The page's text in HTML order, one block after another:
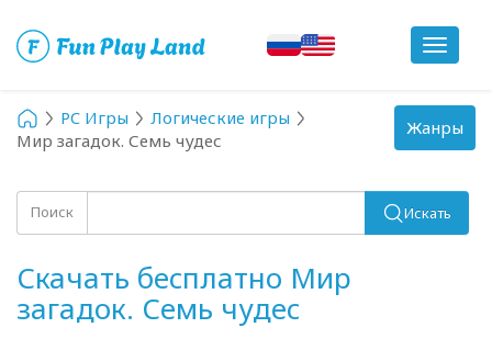
Toggle
PC Игры
Логические игры
Мир загадок. Семь чудес
Поиск Искать
Скачать бесплатно Мир
загадок. Семь чудес
Toggle
navigation
Жанры